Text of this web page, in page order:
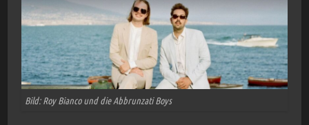
Bild: Roy Bianco und die Abbrunzati Boys